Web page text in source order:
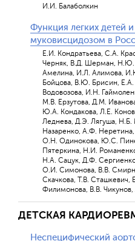
И.И. Балаболкин
Функция легких детей
муковисцидозом в
Е.И. Кондратьева, С.А.
Черняк, В.Д. Шерман, Н.Ю.
Амелина, И.Л. Алимова,
Бойцова, В.Ю. Брисин, Е.А.
Водовозова, И.Н.
М.В. Ерзутова, Д.М.
Ю.А. Кондакова, Л.Е.
Леднева, Д.Э. Лягуша, Н.Б.
Назаренко, А.Ф.
О.Н. Одинокова, Ю.С.
Пятеркина, Н.И.
Н.А. Сацук, Д.Ф.
О.И. Симонова, В.В.
Скачкова, Т.В. Сташкевич,
Филимонова, В.В.
ДЕТСКАЯ
Неспецифический